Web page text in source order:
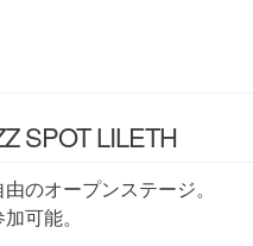
SPOT LILETH
のオープンステージ。
可能。